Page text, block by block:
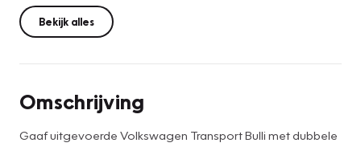
Bekijk alles
Omschrijving
Gaaf uitgevoerde Volkswagen Transport Bulli met dubbele